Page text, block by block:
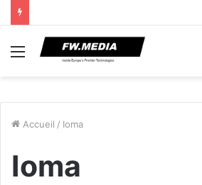
Menu
Accueil / Ioma
Ioma